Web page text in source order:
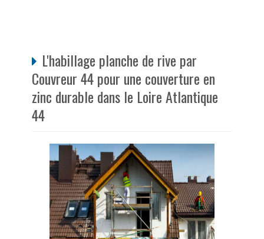
L'habillage planche de rive par
Couvreur 44 pour une couverture en
zinc durable dans le Loire Atlantique
44